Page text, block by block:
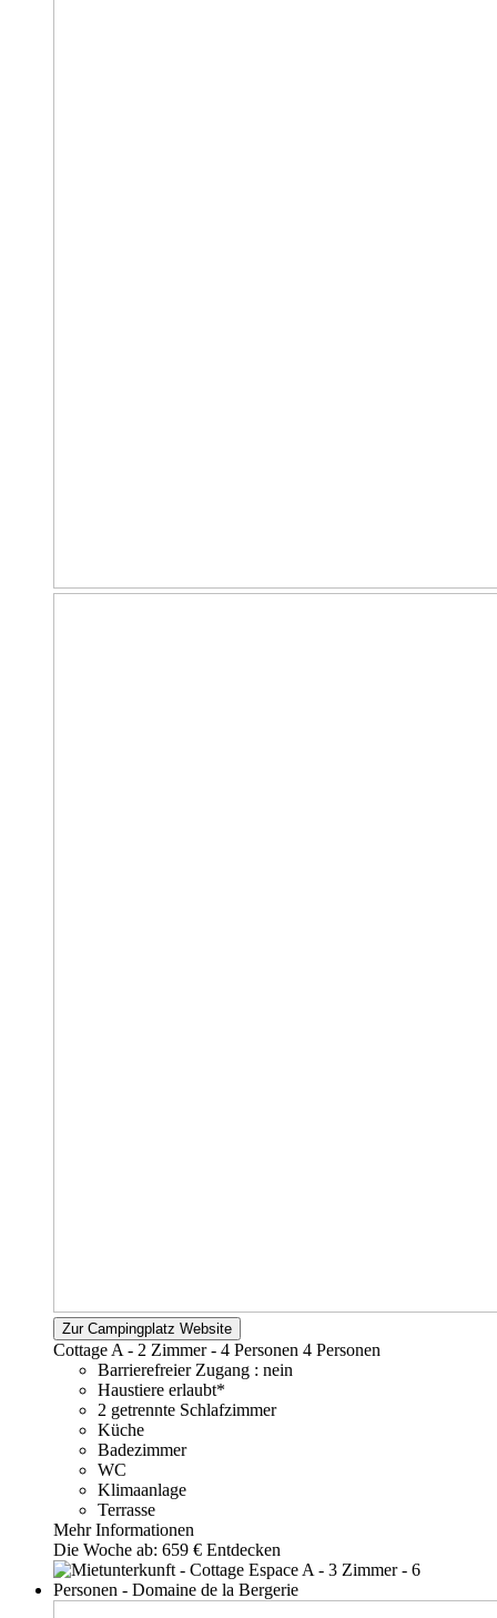
Zur Campingplatz Website
Cottage A - 2 Zimmer - 4 Personen 4 Personen
Barrierefreier Zugang : nein
Haustiere erlaubt*
2 getrennte Schlafzimmer
Küche
Badezimmer
WC
Klimaanlage
Terrasse
Mehr Informationen
Die Woche ab: 659 € Entdecken